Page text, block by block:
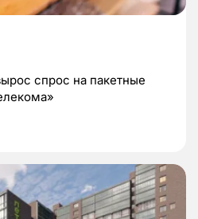
спрос на пакетные